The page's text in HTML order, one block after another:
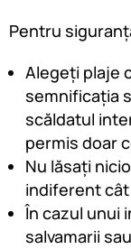
Pentru
Alegeți plaje
semnificația
scăldatul
permis doar
Nu lăsați
indiferent cât
În cazul unui
salvamarii